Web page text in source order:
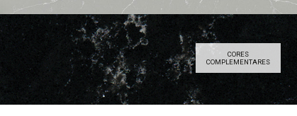
AMA WHITE
BLANCO
MICRO
CORES
COMPLEMENTARES